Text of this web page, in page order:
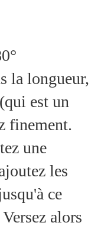
la longueur,
est un
finement.
une
les
ce
alors